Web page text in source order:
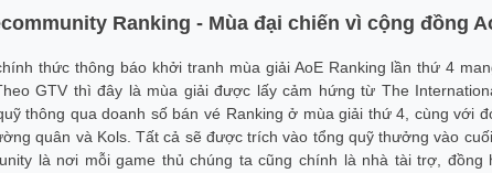
Ranking - Mùa đại chiến vì cộng đồng
thức thông báo khởi tranh mùa giải AoE Ranking lần thứ 4
GTV thì đây là mùa giải được lấy cảm hứng từ The
thông qua doanh số bán vé Ranking ở mùa giải thứ 4, cùng với
quân và Kols. Tất cả sẽ được trích vào tổng quỹ thưởng vào
là nơi mỗi game thủ chúng ta cũng chính là nhà tài trợ, đồng